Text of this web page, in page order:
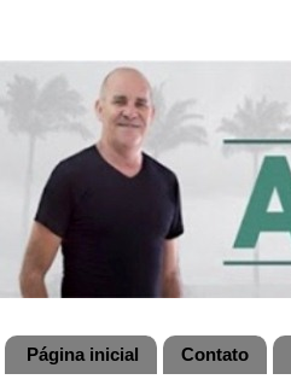
Página inicial Contato